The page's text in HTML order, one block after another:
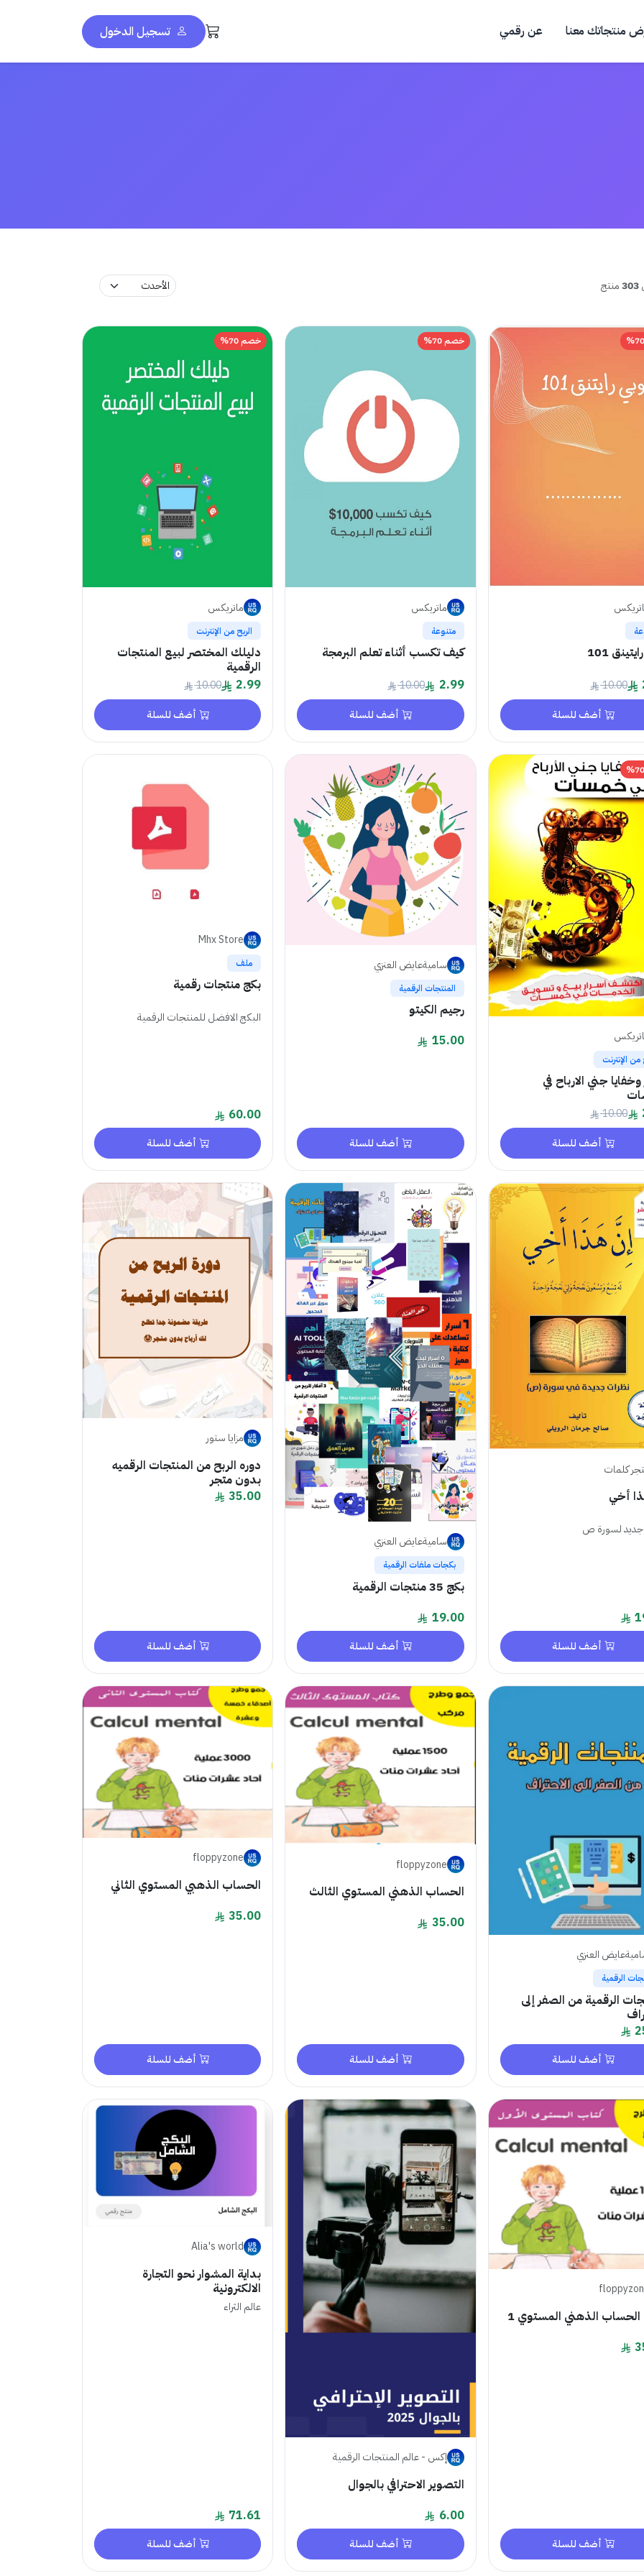
منتجاتك معنا عن رقمي تسجيل الدخول
303منتج
101
10.00
أضف للسلة
خصم 70%
ماتريكس
متنوعة
كيف تكسب أثناء تعلم البرمجة
2.99
10.00
أضف للسلة
خصم 70%
ماتريكس
الربح من الإنترنت
دليلك المختصر لبيع المنتجات
الرقمية
2.99
10.00
أضف للسلة
من الإنترنت
وخفايا جني الارباح في
10.00
أضف للسلة
ساميةعايض العنزي
المنتجات الرقمية
رجيم الكيتو
15.00
أضف للسلة
Mhx Store
ملف
بكج منتجات رقمية
البكج الافضل للمنتجات الرقمية
60.00
أضف للسلة
كلمات
أخي
جديد لسورة ص
أضف للسلة
ساميةعايض العنزي
بكجات ملفات الرقمية
بكج 35 منتجات الرقمية
19.00
أضف للسلة
مزايا ستور
دوره الربح من المنتجات الرقميه
بدون متجر
35.00
أضف للسلة
العنزي
الرقمية
الرقمية من الصفر إلى
أضف للسلة
floppyzone
الحساب الذهني المستوي الثالث
35.00
أضف للسلة
floppyzone
الحساب الذهبي المستوي الثاني
35.00
أضف للسلة
الذهني المستوي 1
أضف للسلة
إكس - عالم المنتجات الرقمية
التصوير الاحترافي بالجوال
6.00
أضف للسلة
Alia's world
بداية المشوار نحو التجارة
الالكترونية
عالم الثراء
71.61
أضف للسلة